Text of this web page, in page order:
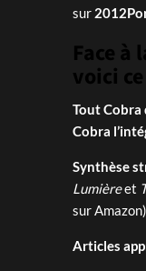
sur
Face à
voici
Tout Cobra
Cobra
Synthèse
Lumièreet
sur Amazon)
Articles